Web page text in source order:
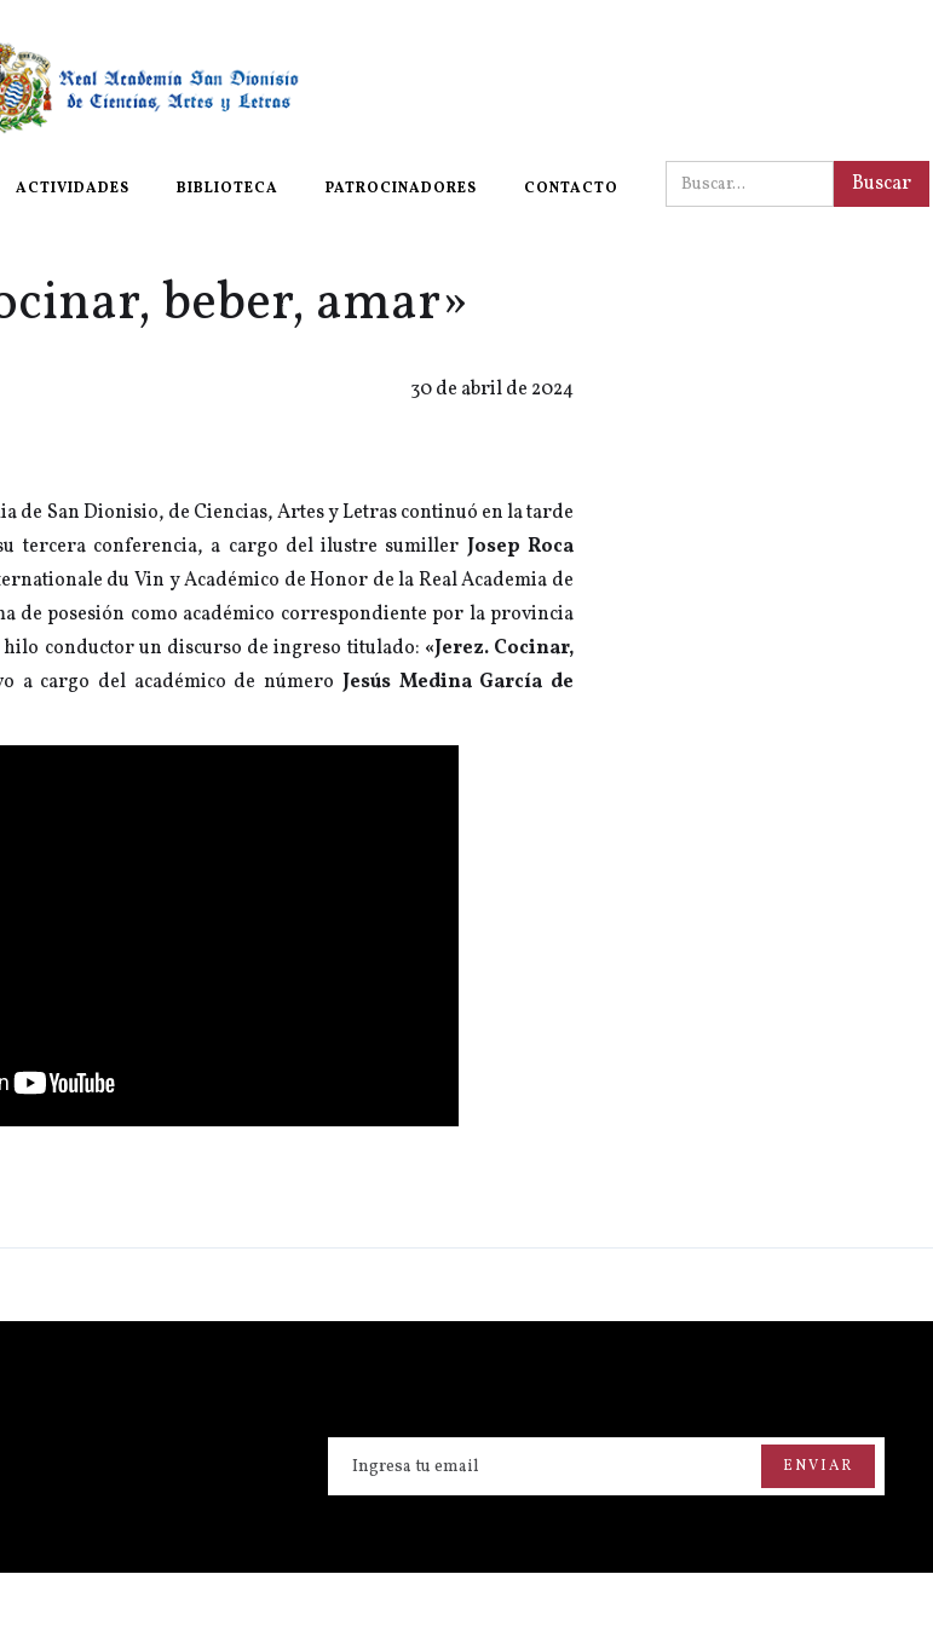
ACTIVIDADES BIBLIOTECA PATROCINADORES CONTACTO
beber, amar»
30 de abril de 2024
de San Dionisio, de Ciencias, Artes y Letras continuó en la tarde
tercera conferencia, a cargo del ilustre sumiller Josep Roca
du Vin y Académico de Honor de la Real Academia de
de posesión como académico correspondiente por la provincia
hilo conductor un discurso de ingreso titulado: «Jerez. Cocinar,
a cargo del académico de número Jesús Medina García de